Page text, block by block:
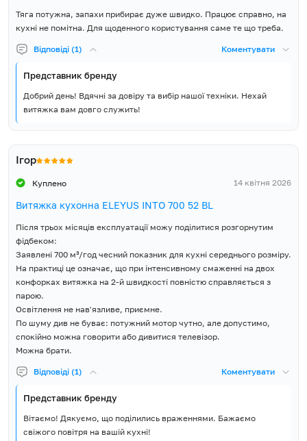
Тяга потужна, запахи прибирає дуже швидко. Працює справно, на
кухні не помітна. Для щоденного користування саме те що треба.
Відповіді (1) Коментувати
Представник бренду
Добрий день! Вдячні за довіру та вибір нашої техніки. Нехай
витяжка вам довго служить!
Ігор
Куплено 14 квітня 2026
Витяжка кухонна ELEYUS INTO 700 52 BL
Після трьох місяців експлуатації можу поділитися розгорнутим
фідбеком:
Заявлені 700 м³/год чесний показник для кухні середнього розміру.
На практиці це означає, що при інтенсивному смаженні на двох
конфорках витяжка на 2-й швидкості повністю справляється з
парою.
Освітлення не нав'язливе, приємне.
По шуму див не буває: потужний мотор чутно, але допустимо,
спокійно можна говорити або дивитися телевізор.
Можна брати.
Відповіді (1) Коментувати
Представник бренду
Вітаємо! Дякуємо, що поділились враженнями. Бажаємо
свіжого повітря на вашій кухні!